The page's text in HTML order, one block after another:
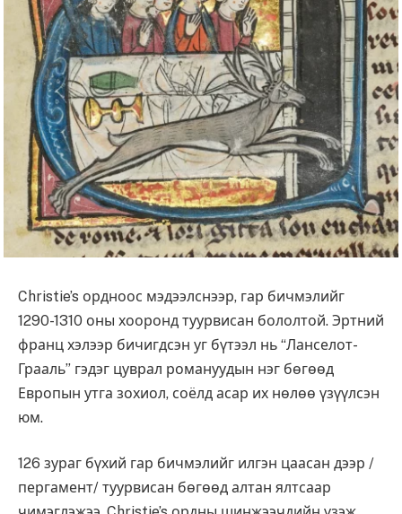
Christie’s ордноос мэдээлснээр, гар бичмэлийг
1290-1310 оны хооронд туурвисан бололтой. Эртний
франц хэлээр бичигдсэн уг бүтээл нь “Ланселот-
Грааль” гэдэг цуврал романуудын нэг бөгөөд
Европын утга зохиол, соёлд асар их нөлөө үзүүлсэн
юм.
126 зураг бүхий гар бичмэлийг илгэн цаасан дээр /
пергамент/ туурвисан бөгөөд алтан ялтсаар